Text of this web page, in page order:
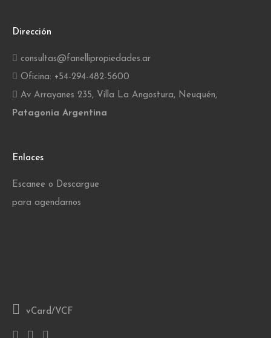
Dirección
consultas@fanellipropiedades.ar
Oficina: +54-294-482-5600
Av Arrayanes 235, Villa La Angostura, Neuquén,
Patagonia Argentina
Enlaces
Escanee o Descargue
para agendarnos
vCard/VCF